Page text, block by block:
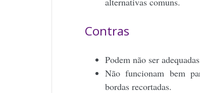
Contras
Podem não ser
Não funcionam bem
bordas recortadas.